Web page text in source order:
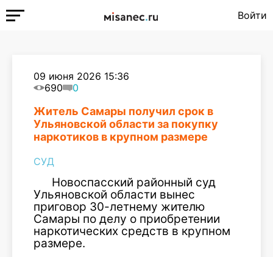
Войти
09 июня 2026 15:36
690
0
Житель Самары получил срок в
Ульяновской области за покупку
наркотиков в крупном размере
СУД
Новоспасский районный суд
Ульяновской области вынес
приговор 30-летнему жителю
Самары по делу о приобретении
наркотических средств в крупном
размере.